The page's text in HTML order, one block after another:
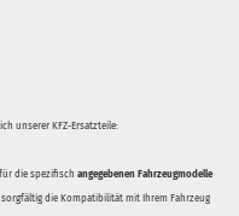
unserer KFZ-Ersatzteile:
die spezifisch angegebenen Fahrzeugmodelle
die Kompatibilität mit Ihrem Fahrzeug